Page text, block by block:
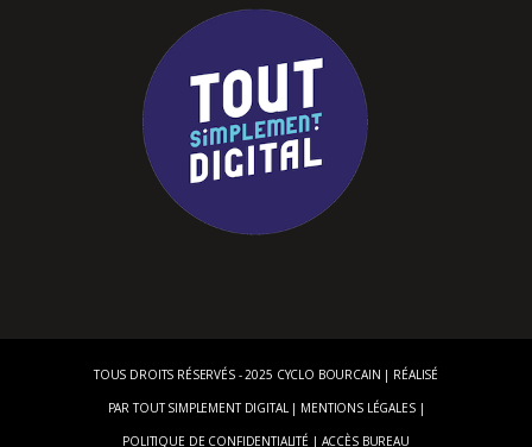
TOUS DROITS RÉSERVÉS - 2025 CYCLO BOURCAIN | RÉALISÉ
PARTOUT SIMPLEMENT DIGITAL| MENTIONS LÉGALES|
POLITIQUE DE CONFIDENTIALITÉ | ACCÈS BUREAU